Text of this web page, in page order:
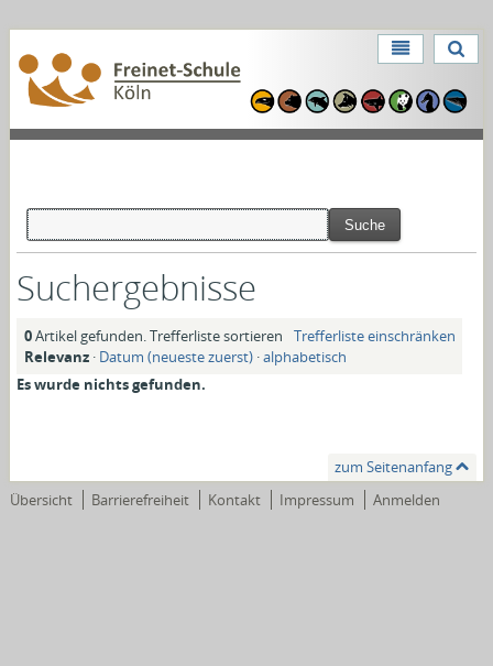
Direkt
Benutzerspezifische
Suchergebnisse
0Artikel gefunden. Trefferliste einschränken
Trefferliste sortieren
Relevanz · Datum (neueste zuerst) ·alphabetisch
Es wurde nichts gefunden.
zum Seitenanfang
Übersicht
Barrierefreiheit Kontakt Impressum Anmelden